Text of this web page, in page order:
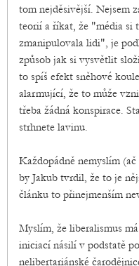
tom nejděsivější. Nejsem
teorií a říkat, že "média si
zmanipulovala lidi", je
způsob jak si vysvětlit
to spíš efekt sněhové
alarmující, že to může
třeba žádná konspirace.
strhnete lavinu.
Každopádně nemyslím
by Jakub tvrdil, že to je
článku to přinejmenším
Myslím, že liberalismus
iniciací násilí v podstatě
nelibertariánské